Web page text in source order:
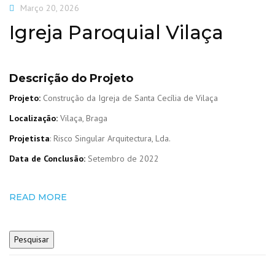
Março 20, 2026
Igreja Paroquial Vilaça
Descrição do Projeto
Projeto: Construção da Igreja de Santa Cecília de Vilaça
Localização: Vilaça, Braga
Projetista: Risco Singular Arquitectura, Lda.
Data de Conclusão: Setembro de 2022
READ MORE